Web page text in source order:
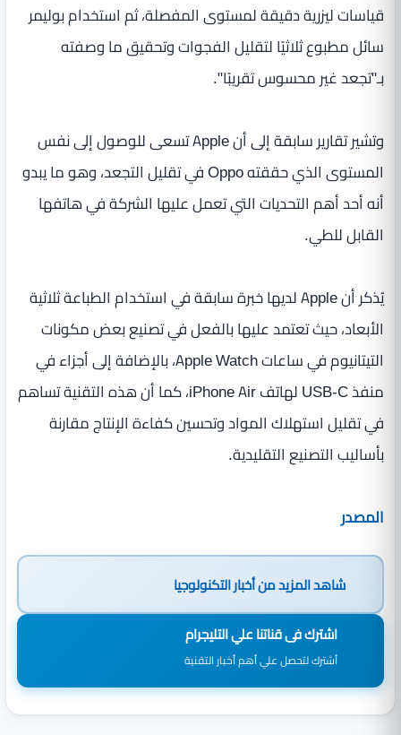
قياسات ليزرية دقيقة لمستوى المفصلة، ثم استخدام بوليمر
سائل مطبوع ثلاثيًا لتقليل الفجوات وتحقيق ما وصفته
بـ"تجعد غير محسوس تقريبًا".
وتشير تقارير سابقة إلى أن Apple تسعى للوصول إلى نفس
المستوى الذي حققته Oppo في تقليل التجعد، وهو ما يبدو
أنه أحد أهم التحديات التي تعمل عليها الشركة في هاتفها
القابل للطي.
يُذكر أن Apple لديها خبرة سابقة في استخدام الطباعة ثلاثية
الأبعاد، حيث تعتمد عليها بالفعل في تصنيع بعض مكونات
التيتانيوم في ساعات Apple Watch، بالإضافة إلى أجزاء في
منفذ USB-C لهاتف iPhone Air، كما أن هذه التقنية تساهم
في تقليل استهلاك المواد وتحسين كفاءة الإنتاج مقارنة
بأساليب التصنيع التقليدية.
المصدر
شاهد المزيد منأخبار التكنولوجيا
اشترك فى قناتنا علي التليجرام
أشترك لتحصل علي أهم أخبار التقنية